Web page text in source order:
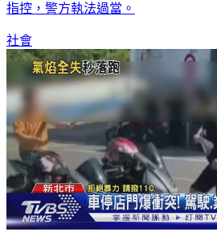
指控，警方執法過當。
社會